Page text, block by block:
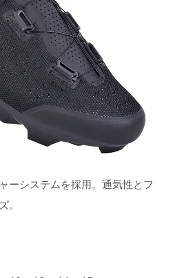
ーシステムを採用。通気性とフ
。